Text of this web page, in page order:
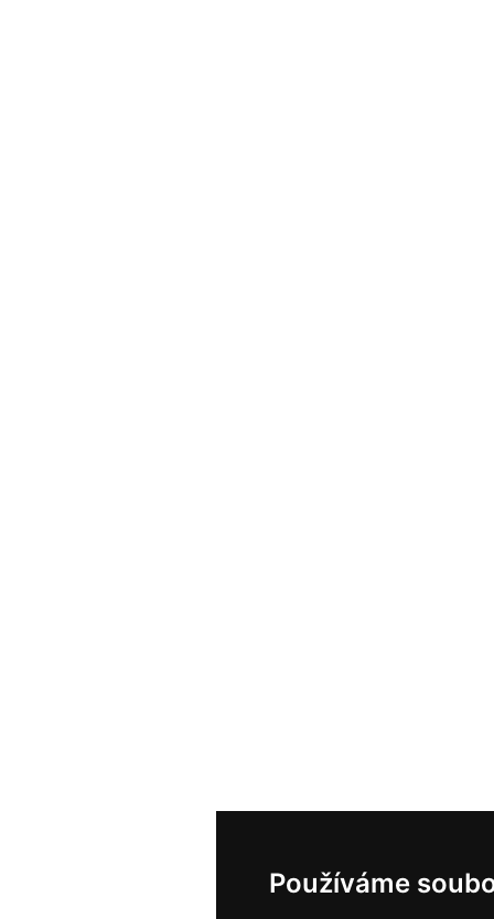
Používáme